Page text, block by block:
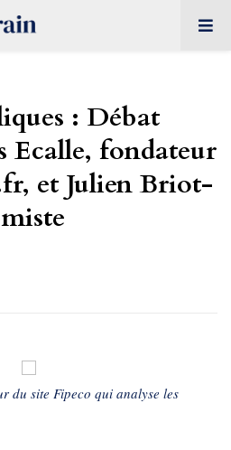
: Débat
Ecalle, fondateur
et Julien Briot-
du site Fipeco qui analyse les